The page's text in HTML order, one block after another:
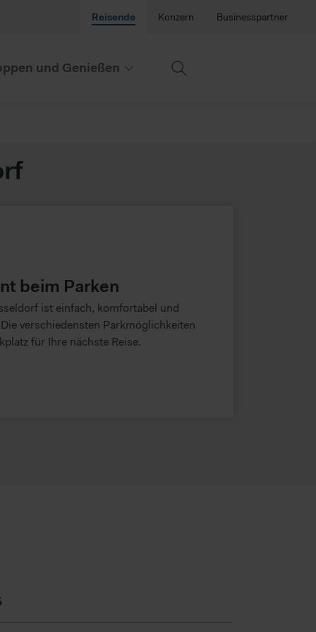
und Genießen
Reisende Konzern Businesspartner
beim Parken
ist einfach, komfortabel und
verschiedensten Parkmöglichkeiten
für Ihre nächste Reise.